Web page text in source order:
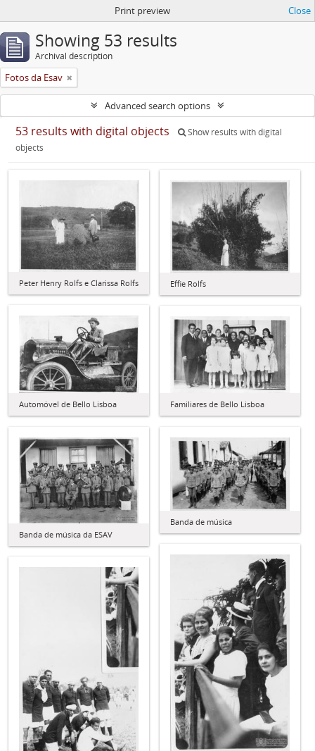
Print preview Close
Showing 53 results
Archival description
Fotos da Esav
Advanced search options
53 results with digital objects
Show results with digital
objects
Peter Henry Rolfs e Clarissa Rolfs Effie Rolfs
Automóvel de Bello Lisboa Familiares de Bello Lisboa
Banda de música da ESAV
Banda de música